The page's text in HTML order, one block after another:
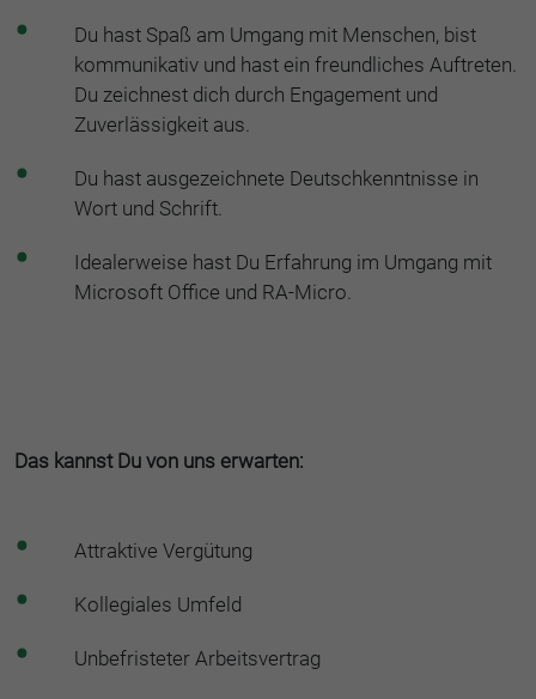
Du hast Spaß am Umgang mit Menschen, bist
kommunikativ und hast ein freundliches Auftreten.
Du zeichnest dich durch Engagement und
Zuverlässigkeit aus.
Du hast ausgezeichnete Deutschkenntnisse in
Wort und Schrift.
Idealerweise hast Du Erfahrung im Umgang mit
Microsoft Office und RA-Micro.
Das kannst Du von uns erwarten:
Attraktive Vergütung
Kollegiales Umfeld
Unbefristeter Arbeitsvertrag